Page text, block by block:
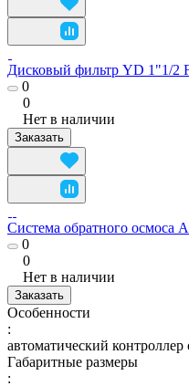
Дисковый фильтр YD 1"1/2
0
0
Нет в наличии
Заказать
Система обратного осмоса
0
0
Нет в наличии
Заказать
Особенности
:
автоматический
Габаритные размеры
: